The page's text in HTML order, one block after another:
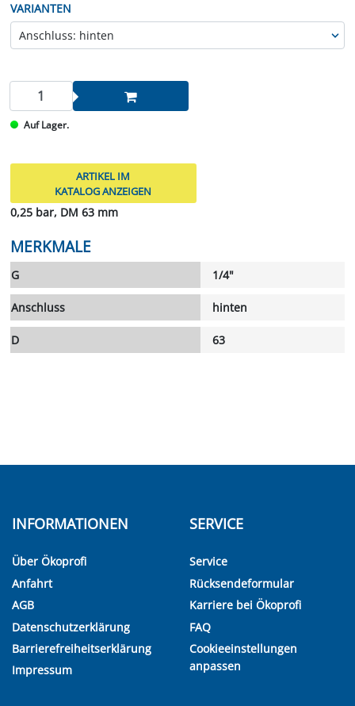
VARIANTEN
Auf Lager.
ARTIKEL IM
KATALOG ANZEIGEN
0,25 bar, DM 63 mm
MERKMALE
G 1/4"
Anschluss hinten
D 63
INFORMATIONEN
Über Ökoprofi
Anfahrt
AGB
Datenschutzerklärung
Barrierefreiheitserklärung
Impressum
SERVICE
Service
Rücksendeformular
Karriere bei Ökoprofi
FAQ
Cookieeinstellungen
anpassen